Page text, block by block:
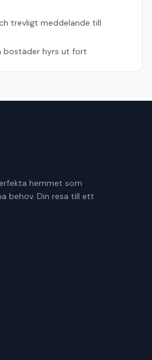
trevligt meddelande till
bostäder hyrs ut fort
hemmet som
behov. Din resa till ett